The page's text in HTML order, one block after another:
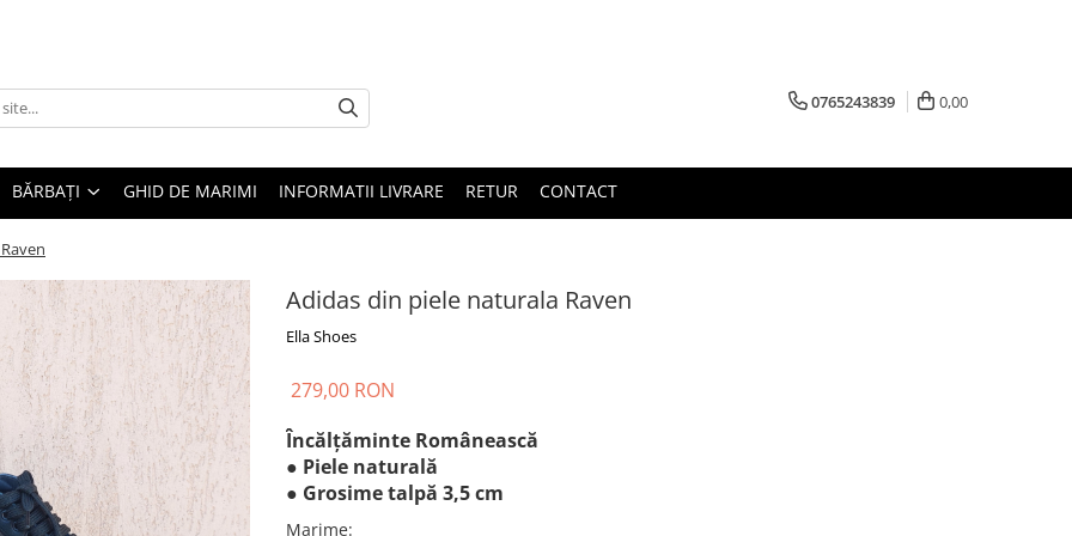
0765243839 0,00
BĂRBAȚI GHID DE MARIMI INFORMATII LIVRARE RETUR CONTACT
Adidas din piele naturala Raven
Ella Shoes
279,00 RON
Încălțăminte Românească
● Piele naturală
● Grosime talpă 3,5 cm
Marime: